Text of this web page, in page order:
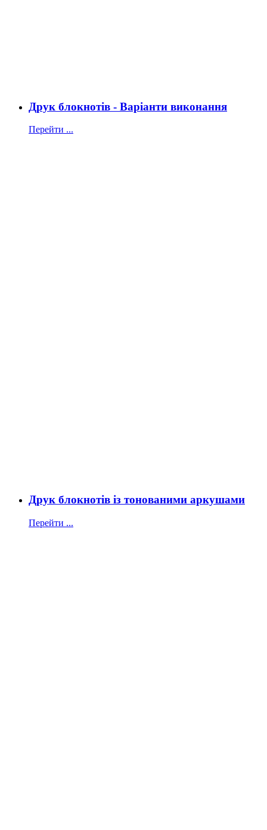
Друк блокнотів - Варіанти виконання
Перейти ...
Друк блокнотів із тонованими аркушами
Перейти ...